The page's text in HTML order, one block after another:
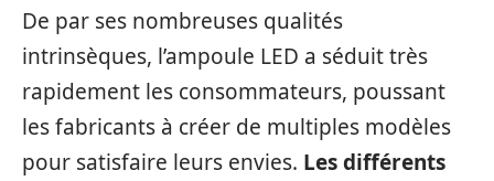
De par ses nombreuses qualités
intrinsèques, l’ampoule LED a séduit très
rapidement les consommateurs, poussant
les fabricants à créer de multiples modèles
pour satisfaire leurs envies. Les différents